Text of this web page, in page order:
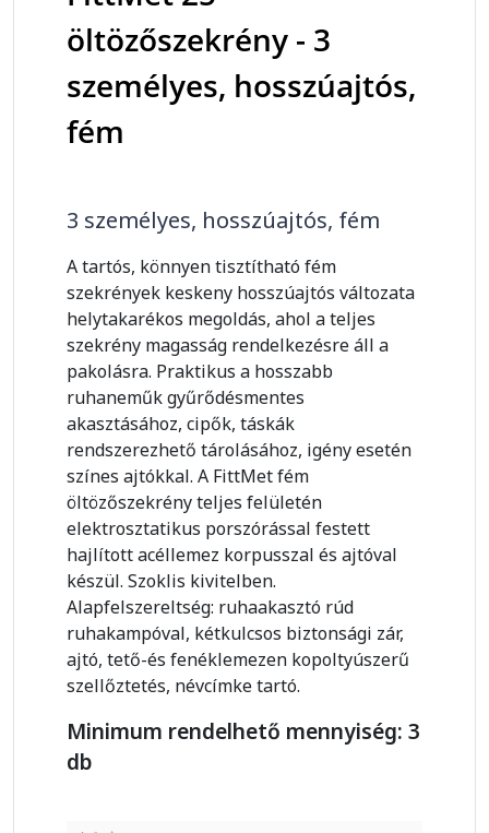
öltözőszekrény - 3
személyes, hosszúajtós,
fém
3 személyes, hosszúajtós, fém
A tartós, könnyen tisztítható fém
szekrények keskeny hosszúajtós változata
helytakarékos megoldás, ahol a teljes
szekrény magasság rendelkezésre áll a
pakolásra. Praktikus a hosszabb
ruhaneműk gyűrődésmentes
akasztásához, cipők, táskák
rendszerezhető tárolásához, igény esetén
színes ajtókkal. A FittMet fém
öltözőszekrény teljes felületén
elektrosztatikus porszórással festett
hajlított acéllemez korpusszal és ajtóval
készül. Szoklis kivitelben.
Alapfelszereltség: ruhaakasztó rúd
ruhakampóval, kétkulcsos biztonsági zár,
ajtó, tető-és fenéklemezen kopoltyúszerű
szellőztetés, névcímke tartó.
Minimum rendelhető mennyiség: 3
db